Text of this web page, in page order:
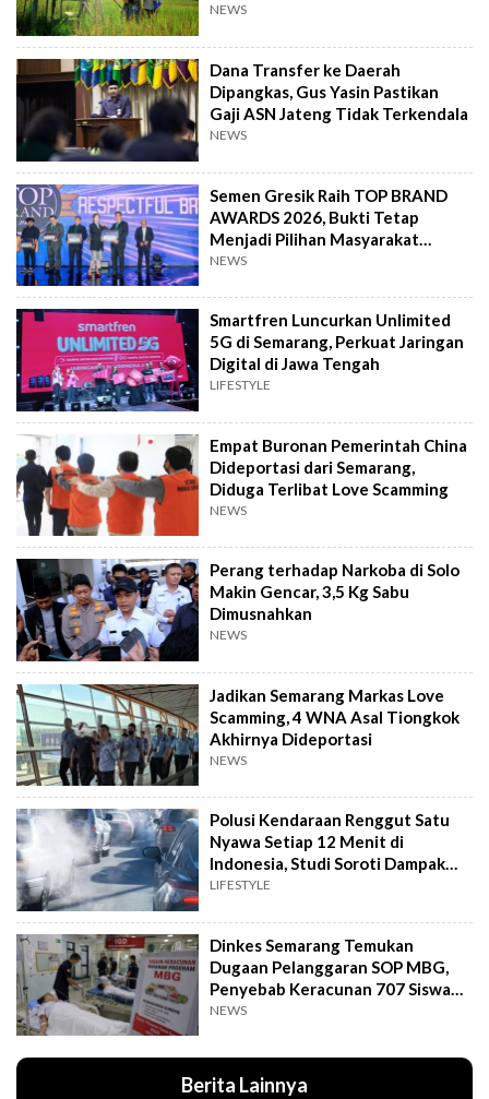
NEWS
Dana Transfer ke Daerah
Dipangkas, Gus Yasin Pastikan
Gaji ASN Jateng Tidak Terkendala
NEWS
Semen Gresik Raih TOP BRAND
AWARDS 2026, Bukti Tetap
Menjadi Pilihan Masyarakat
Indonesia
NEWS
Smartfren Luncurkan Unlimited
5G di Semarang, Perkuat Jaringan
Digital di Jawa Tengah
LIFESTYLE
Empat Buronan Pemerintah China
Dideportasi dari Semarang,
Diduga Terlibat Love Scamming
NEWS
Perang terhadap Narkoba di Solo
Makin Gencar, 3,5 Kg Sabu
Dimusnahkan
NEWS
Jadikan Semarang Markas Love
Scamming, 4 WNA Asal Tiongkok
Akhirnya Dideportasi
NEWS
Polusi Kendaraan Renggut Satu
Nyawa Setiap 12 Menit di
Indonesia, Studi Soroti Dampak
Seriusnya
LIFESTYLE
Dinkes Semarang Temukan
Dugaan Pelanggaran SOP MBG,
Penyebab Keracunan 707 Siswa
Masih Diteliti
NEWS
Berita Lainnya